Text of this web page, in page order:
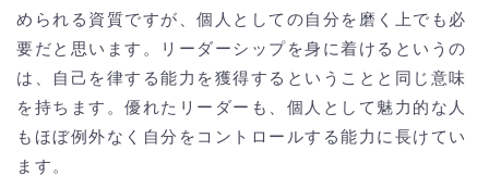
められる資質ですが、個人としての自分を磨く上でも必
要だと思います。リーダーシップを身に着けるというの
は、自己を律する能力を獲得するということと同じ意味
を持ちます。優れたリーダーも、個人として魅力的な人
もほぼ例外なく自分をコントロールする能力に長けてい
ます。